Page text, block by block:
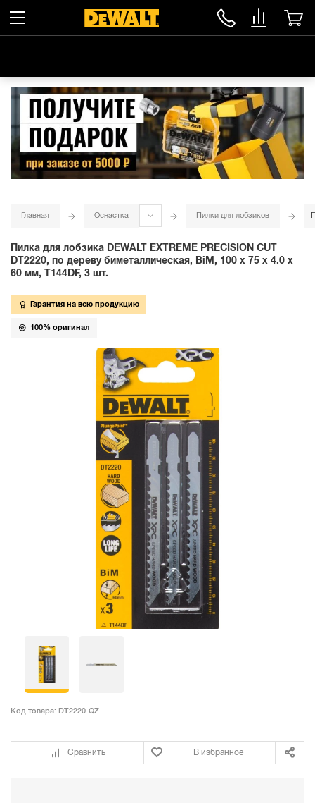
Главная Оснастка Пилки для лобзиков
Пилка для лобзика DEWALT EXTREME PRECISION CUT
DT2220, по дереву биметаллическая, BiM, 100 x 75 x 4.0 x
60 мм, T144DF, 3 шт.
Гарантия на всю продукцию
100% оригинал
Код товара: DT2220-QZ
Сравнить В избранное